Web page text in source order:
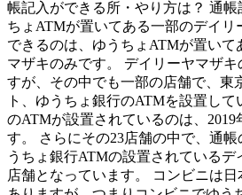
帳記入ができる所・やり方は？ 通帳
ちょATMが置いてある一部のデイリ
できるのは、ゆうちょATMが置いて
マザキのみです。 デイリーヤマザキ
すが、その中でも一部の店舗で、東
ト、ゆうちょ銀行のATMを設置し
のATMが設置されているのは、2019
す。 さらにその23店舗の中で、通
うちょ銀行ATMの設置されているデ
店舗となっています。 コンビニは日